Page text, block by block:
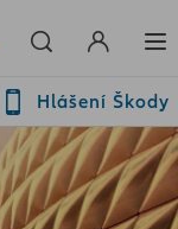
Hlášení Škody